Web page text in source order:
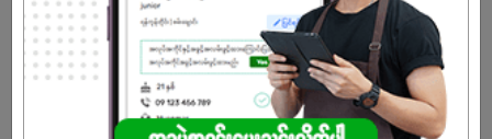
a powerhouse dedicated to Unleashing Brands' Potential. We
don't just execute campaigns; we ignite conversations. Whether
it’s through high-energy activations, strategic field marketing, or
bespoke consumer engagements, we ensure that every
touchpoint matters.